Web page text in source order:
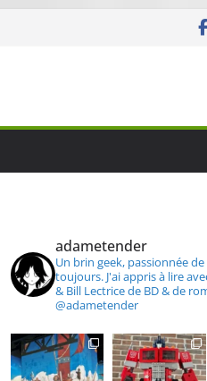
adametender
Un brin geek, passionnée de
toujours. J'ai appris à lire
& Bill Lectrice de BD & de
@adametender